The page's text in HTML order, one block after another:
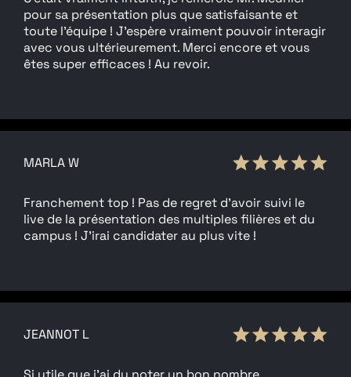
pour sa présentation plus que satisfaisante et
toute l’équipe ! J’espère vraiment pouvoir interagir
avec vous ultérieurement. Merci encore et vous
êtes super efficaces ! Au revoir.
MARLA W
Franchement top ! Pas de regret d’avoir suivi le
live de la présentation des multiples filières et du
campus ! J’irai candidater au plus vite !
JEANNOT L